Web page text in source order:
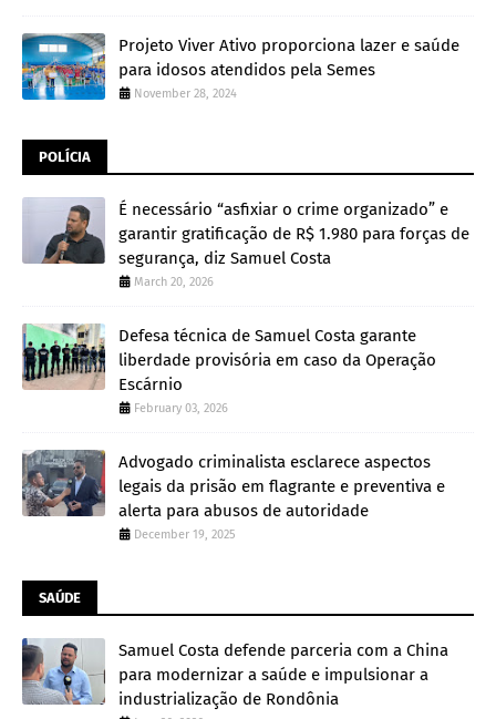
Projeto Viver Ativo proporciona lazer e saúde
para idosos atendidos pela Semes
November 28, 2024
POLÍCIA
É necessário “asfixiar o crime organizado” e
garantir gratificação de R$ 1.980 para forças de
segurança, diz Samuel Costa
March 20, 2026
Defesa técnica de Samuel Costa garante
liberdade provisória em caso da Operação
Escárnio
February 03, 2026
Advogado criminalista esclarece aspectos
legais da prisão em flagrante e preventiva e
alerta para abusos de autoridade
December 19, 2025
SAÚDE
Samuel Costa defende parceria com a China
para modernizar a saúde e impulsionar a
industrialização de Rondônia